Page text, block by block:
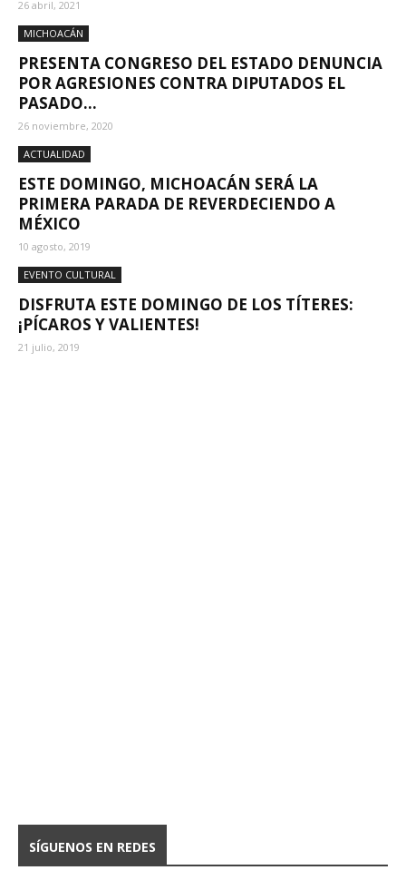
26 abril, 2021
MICHOACÁN
PRESENTA CONGRESO DEL ESTADO DENUNCIA
POR AGRESIONES CONTRA DIPUTADOS EL
PASADO...
26 noviembre, 2020
ACTUALIDAD
ESTE DOMINGO, MICHOACÁN SERÁ LA
PRIMERA PARADA DE REVERDECIENDO A
MÉXICO
10 agosto, 2019
EVENTO CULTURAL
DISFRUTA ESTE DOMINGO DE LOS TÍTERES:
¡PÍCAROS Y VALIENTES!
21 julio, 2019
SÍGUENOS EN REDES